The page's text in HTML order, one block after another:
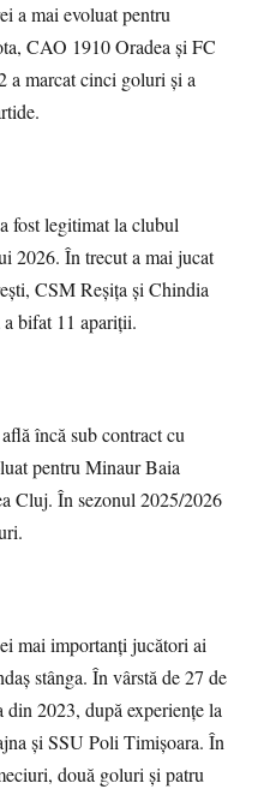
a mai evoluat pentru
CAO 1910 Oradea și FC
a marcat cinci goluri și a
fost legitimat la clubul
2026. În trecut a mai jucat
CSM Reșița și Chindia
bifat 11 apariții.
încă sub contract cu
pentru Minaur Baia
Cluj. În sezonul 2025/2026
mai importanți jucători ai
stânga. În vârstă de 27 de
2023, după experiențe la
și SSU Poli Timișoara. În
două goluri și patru